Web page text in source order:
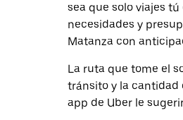
sea que solo viajes
necesidades y
Matanza con
La ruta que tome el
tránsito y la cantidad
app de Uber le